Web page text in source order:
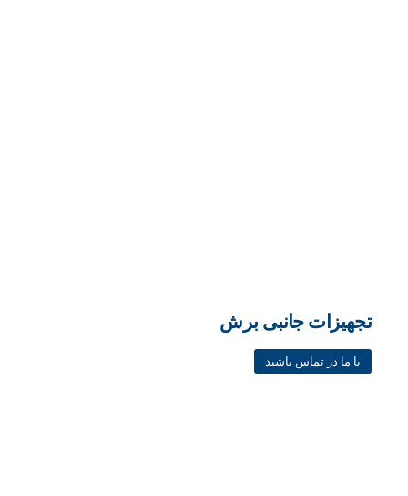
تجهیزات جانبی برش
با ما در تماس باشید